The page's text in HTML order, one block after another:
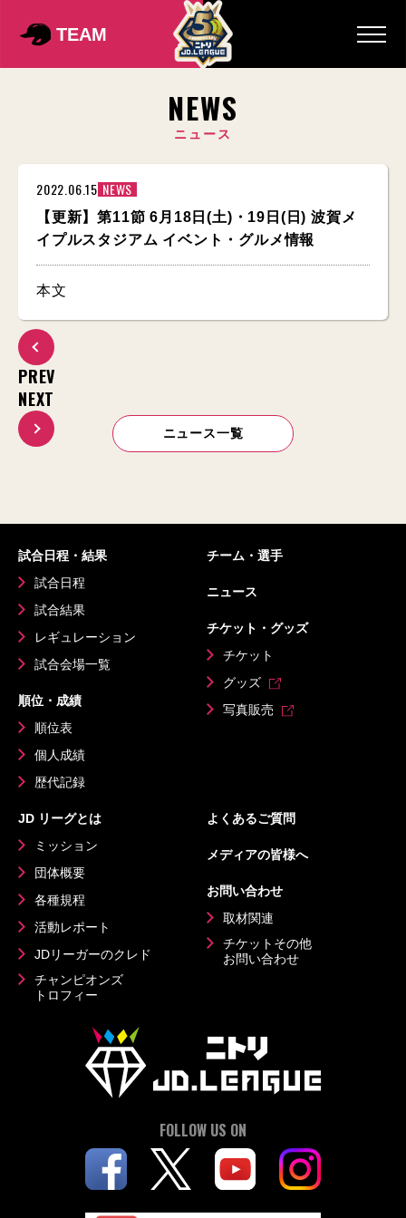
TEAM
NEWS
ニュース
2022.06.15 NEWS
【更新】第11節 6月18日(土)・19日(日) 波賀メ
イプルスタジアム イベント・グルメ情報
本文
PREV
ニュース一覧
NEXT
試合日程・結果
試合日程
試合結果
レギュレーション
試合会場一覧
順位・成績
順位表
個人成績
歴代記録
チーム・選手
ニュース
チケット・グッズ
チケット
グッズ
写真販売
JD リーグとは
ミッション
団体概要
各種規程
活動レポート
JDリーガーのクレド
チャンピオンズ
トロフィー
よくあるご質問
メディアの皆様へ
お問い合わせ
取材関連
チケットその他
お問い合わせ
FOLLOW US ON